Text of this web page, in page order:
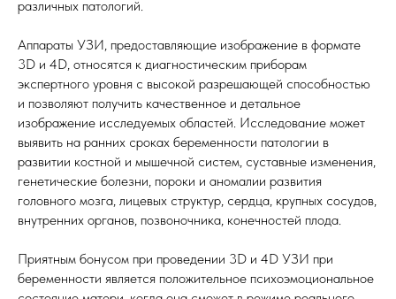
различных патологий.
Аппараты УЗИ, предоставляющие изображение в формате
3D и 4D, относятся к диагностическим приборам
экспертного уровня с высокой разрешающей способностью
и позволяют получить качественное и детальное
изображение исследуемых областей. Исследование может
выявить на ранних сроках беременности патологии в
развитии костной и мышечной систем, суставные изменения,
генетические болезни, пороки и аномалии развития
головного мозга, лицевых структур, сердца, крупных сосудов,
внутренних органов, позвоночника, конечностей плода.
Приятным бонусом при проведении 3D и 4D УЗИ при
беременности является положительное психоэмоциональное